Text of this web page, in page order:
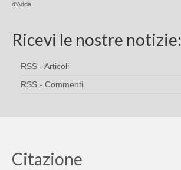
d'Adda
Ricevi le nostre notizie:
RSS - Articoli
RSS - Commenti
Citazione